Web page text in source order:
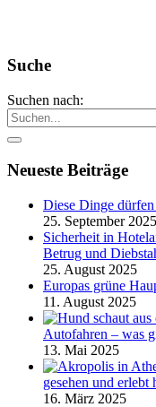
Suche
Suchen nach:
Neueste Beiträge
Diese Dinge
25. September 2025
Sicherheit in
Betrug und
25. August 2025
Europas grüne
11. August 2025
Autofahren – was
13. Mai 2025
gesehen und erlebt
16. März 2025